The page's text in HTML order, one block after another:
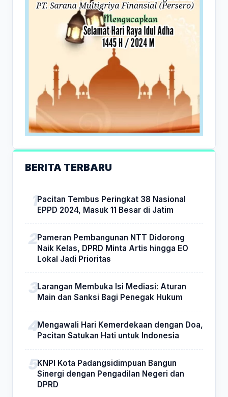
BERITA TERBARU
Pacitan Tembus Peringkat 38 Nasional
EPPD 2024, Masuk 11 Besar di Jatim
Pameran Pembangunan NTT Didorong
Naik Kelas, DPRD Minta Artis hingga EO
Lokal Jadi Prioritas
Larangan Membuka Isi Mediasi: Aturan
Main dan Sanksi Bagi Penegak Hukum
Mengawali Hari Kemerdekaan dengan Doa,
Pacitan Satukan Hati untuk Indonesia
KNPI Kota Padangsidimpuan Bangun
Sinergi dengan Pengadilan Negeri dan
DPRD